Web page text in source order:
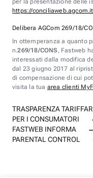
per la presentazione delle
https://conciliaweb.agcom.it
Delibera AGCom 269/18/
In ottemperanza a quanto
n.269/18/CONS , Fastweb
interessati dalla modifica
dal 23 giugno 2017 al
di compensazione di cui
visita la tua area clienti
TRASPARENZA
PER I CONSUMATORI
FASTWEB INFORMA
PARENTAL CONTROL